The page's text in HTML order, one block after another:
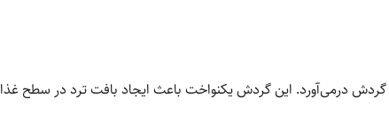
گردش درمی‌آورد. این گردش یکنواخت باعث ایجاد بافت ترد در سطح غذا